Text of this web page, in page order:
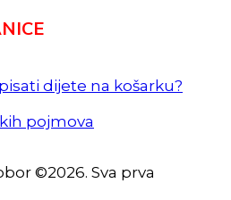
dijete na košarku?
pojmova
©2026. Sva prva